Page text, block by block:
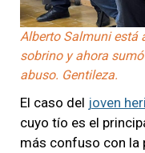
Alberto Salmuni está
sobrino y ahora
abuso. Gentileza.
El caso del joven
cuyo tío es el
más confuso con la